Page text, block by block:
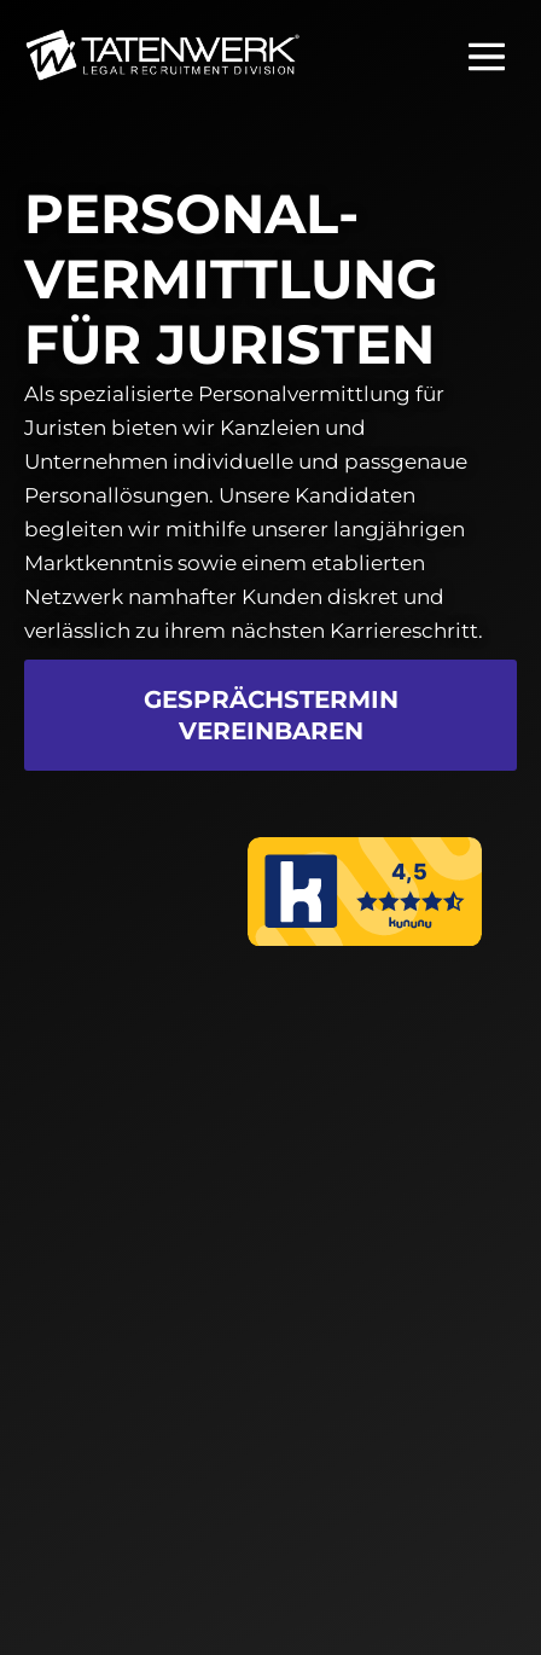
PERSONAL­
VERMITTLUNG
FÜR JURISTEN
Als spezialisierte Personalvermittlung für
Juristen bieten wir Kanzleien und
Unternehmen individuelle und pass­genaue
Personallösungen. Unsere Kandidaten
begleiten wir mithilfe unserer langjährigen
Marktkenntnis sowie einem etablierten
Netzwerk namhafter Kunden diskret und
verlässlich zu ihrem nächsten Karriereschritt.
GESPRÄCHSTERMIN
VEREINBAREN